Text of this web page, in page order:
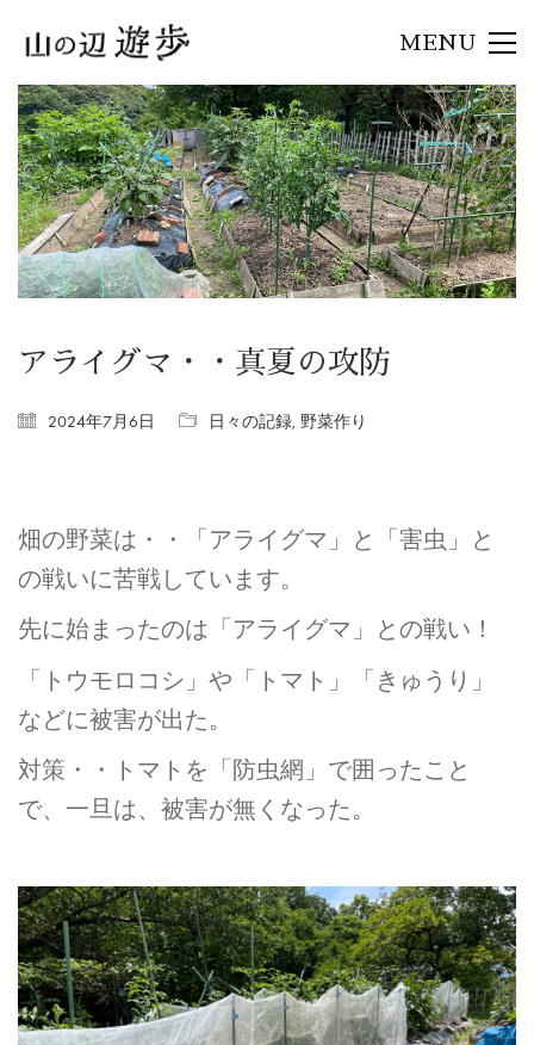
MENU
アライグマ・・真夏の攻防
2024年7月6日 日々の記録, 野菜作り
畑の野菜は・・「アライグマ」と「害虫」と
の戦いに苦戦しています。
先に始まったのは「アライグマ」との戦い！
「トウモロコシ」や「トマト」「きゅうり」
などに被害が出た。
対策・・トマトを「防虫網」で囲ったこと
で、一旦は、被害が無くなった。